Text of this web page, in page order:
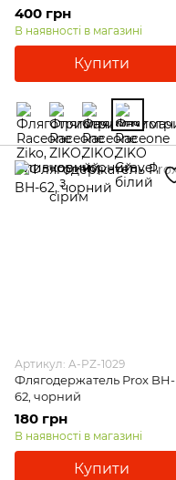
400 грн
В наявності в магазині
Купити
Артикул: A-PZ-1029
Флягодержатель Prox BH-
62, чорний
180 грн
В наявності в магазині
Купити